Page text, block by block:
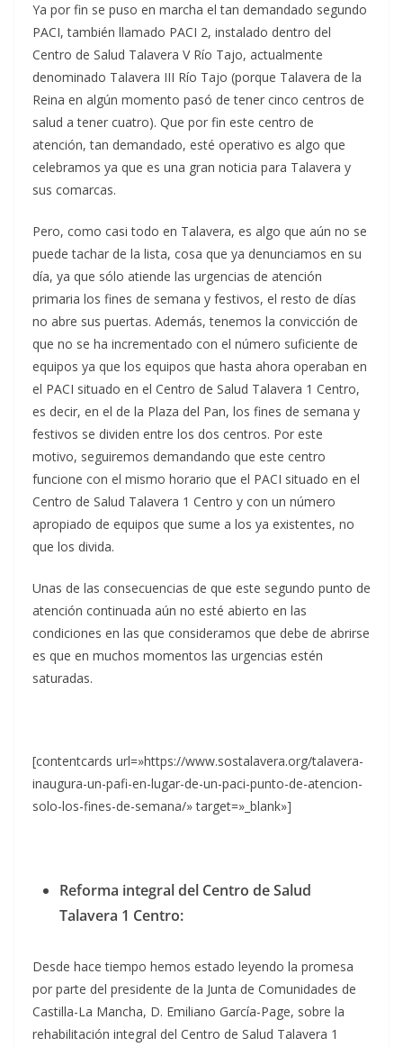
Ya por fin se puso en marcha el tan demandado segundo
PACI, también llamado PACI 2, instalado dentro del
Centro de Salud Talavera V Río Tajo, actualmente
denominado Talavera III Río Tajo (porque Talavera de la
Reina en algún momento pasó de tener cinco centros de
salud a tener cuatro). Que por fin este centro de
atención, tan demandado, esté operativo es algo que
celebramos ya que es una gran noticia para Talavera y
sus comarcas.
Pero, como casi todo en Talavera, es algo que aún no se
puede tachar de la lista, cosa que ya denunciamos en su
día, ya que sólo atiende las urgencias de atención
primaria los fines de semana y festivos, el resto de días
no abre sus puertas. Además, tenemos la convicción de
que no se ha incrementado con el número suficiente de
equipos ya que los equipos que hasta ahora operaban en
el PACI situado en el Centro de Salud Talavera 1 Centro,
es decir, en el de la Plaza del Pan, los fines de semana y
festivos se dividen entre los dos centros. Por este
motivo, seguiremos demandando que este centro
funcione con el mismo horario que el PACI situado en el
Centro de Salud Talavera 1 Centro y con un número
apropiado de equipos que sume a los ya existentes, no
que los divida.
Unas de las consecuencias de que este segundo punto de
atención continuada aún no esté abierto en las
condiciones en las que consideramos que debe de abrirse
es que en muchos momentos las urgencias estén
saturadas.
[contentcards url=»https://www.sostalavera.org/talavera-
inaugura-un-pafi-en-lugar-de-un-paci-punto-de-atencion-
solo-los-fines-de-semana/» target=»_blank»]
Reforma integral del Centro de Salud
Talavera 1 Centro:
Desde hace tiempo hemos estado leyendo la promesa
por parte del presidente de la Junta de Comunidades de
Castilla-La Mancha, D. Emiliano García-Page, sobre la
rehabilitación integral del Centro de Salud Talavera 1